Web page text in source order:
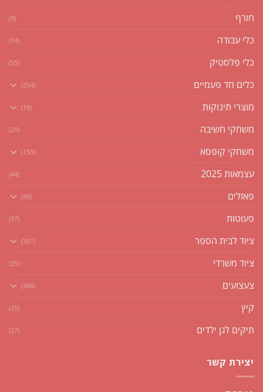
חורף (9)
כלי עבודה (14)
כלי פלסטיק (55)
כלים חד פעמיים (254)
מוצרי תינוקות (19)
משחקי חשיבה (29)
משחקי קופסא (150)
עצמאות 2025 (44)
פאזלים (49)
פעוטות (97)
ציוד לבית הספר (361)
ציוד משרדי (25)
צעצועים (368)
קיץ (25)
תיקים לגן ילדים (27)
יצירת קשר